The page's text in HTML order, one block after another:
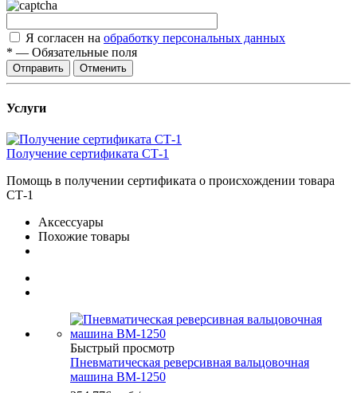
Я согласен на обработку персональных данных
* — Обязательные поля
Отправить Отменить
Услуги
Получение сертификата СТ-1
Помощь в получении сертификата о происхождении товара
СТ-1
Аксессуары
Похожие товары
Быстрый просмотр
Пневматическая реверсивная вальцовочная
машина ВМ-1250